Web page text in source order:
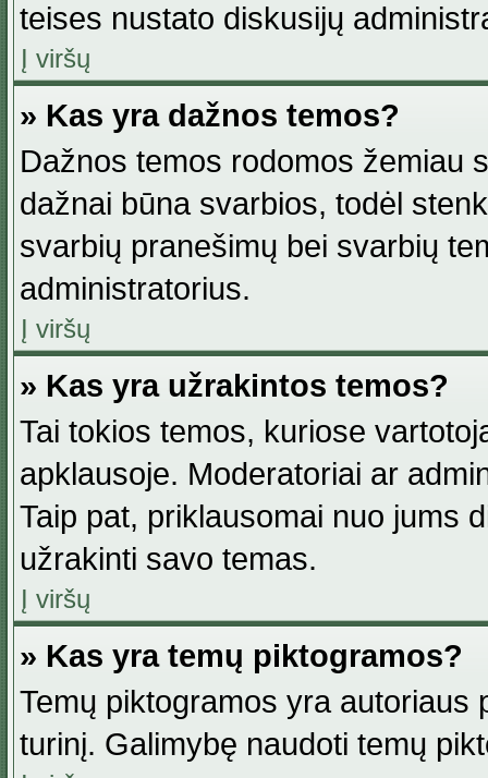
teises nustato diskusijų
Į viršų
» Kas yra dažnos temos?
Dažnos temos rodomos žemiau
dažnai būna svarbios, todėl
svarbių pranešimų bei svarbių
administratorius.
Į viršų
» Kas yra užrakintos temos?
Tai tokios temos, kuriose
apklausoje. Moderatoriai ar
Taip pat, priklausomai nuo jums
užrakinti savo temas.
Į viršų
» Kas yra temų piktogramos?
Temų piktogramos yra autoriaus
turinį. Galimybę naudoti temų